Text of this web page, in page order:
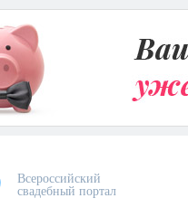
Всероссийский
свадебный портал